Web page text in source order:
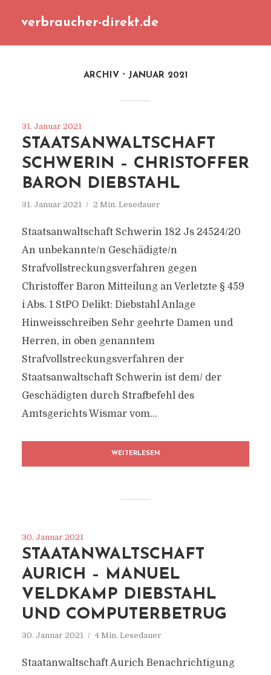
verbraucher-direkt.de
ARCHIV JANUAR 2021
31. Januar 2021
STAATSANWALTSCHAFT
SCHWERIN – CHRISTOFFER
BARON DIEBSTAHL
31. Januar 2021 2 Min. Lesedauer
Staatsanwaltschaft Schwerin 182 Js 24524/​20
An unbekannte/​n Geschädigte/​n
Strafvollstreckungsverfahren gegen
Christoffer Baron Mitteilung an Verletzte § 459
i Abs. 1 StPO Delikt: Diebstahl Anlage
Hinweisschreiben Sehr geehrte Damen und
Herren, in oben genanntem
Strafvollstreckungsverfahren der
Staatsanwaltschaft Schwerin ist dem/​ der
Geschädigten durch Strafbefehl des
Amtsgerichts Wismar vom...
WEITERLESEN
30. Januar 2021
STAATANWALTSCHAFT
AURICH – MANUEL
VELDKAMP DIEBSTAHL
UND COMPUTERBETRUG
30. Januar 2021 4 Min. Lesedauer
Staatanwaltschaft Aurich Benachrichtigung